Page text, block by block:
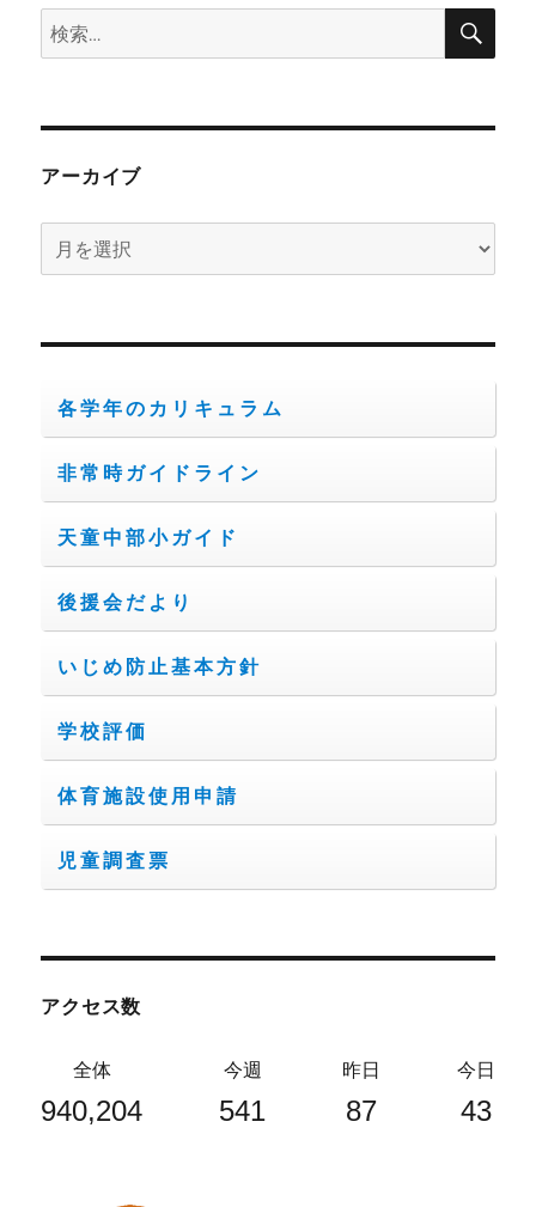
検
索:
検
アーカイブ
ー
イ
各学年のカリキュラム
非常時ガイドライン
天童中部小ガイド
後援会だより
いじめ防止基本方針
学校評価
体育施設使用申請
児童調査票
アクセス数
全体
940,204
今週
541
昨日
87
今日
43